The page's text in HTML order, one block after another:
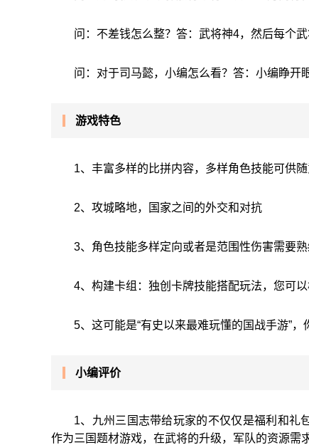
问：不差钱怎么整？答：武将神4，然后每个武
问：对于司马懿，小编怎么看？答：小编睁开
游戏特色
1、丰富多样的比拼内容，多样角色技能可供
2、攻城略地，国家之间的外交和对抗
3、角色技能多样定向或者是范围性伤害需要
4、构建卡组：独创卡牌技能搭配玩法，您可
5、这可能是“有史以来最难玩懂的国战手游”，
小编评价
1、九州三国志带给玩家的不仅仅是福利和礼
作为三国题材游戏，在武将的升级，军队的资源需